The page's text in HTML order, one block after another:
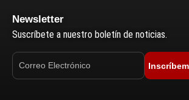
Newsletter
Suscríbete a nuestro boletín de noticias.